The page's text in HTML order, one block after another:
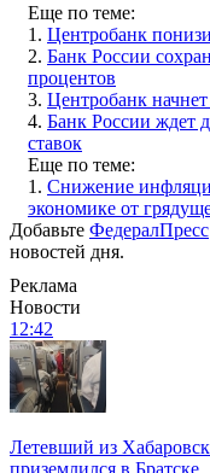
Еще по теме:
1. Центробанк
2. Банк России
процентов
3. Центробанк
4. Банк России ждет
ставок
Еще по теме:
1. Снижение
экономике от
Добавьте ФедералПресс
новостей дня.
Реклама
Новости
12:42
Летевший из
приземлился в Братске